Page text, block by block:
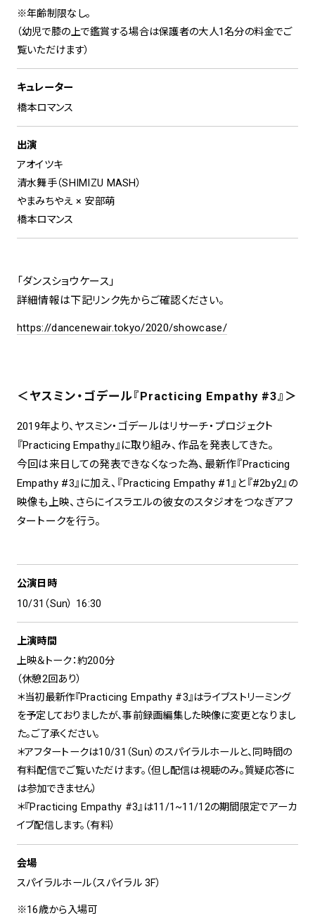
※年齢制限なし。
（幼児で膝の上で鑑賞する場合は保護者の大人1名分の料金でご
覧いただけます）
キュレーター
橋本ロマンス
出演
アオイツキ
清水舞手（SHIMIZU MASH）
やまみちやえ × 安部萌
橋本ロマンス
「ダンスショウケース」
詳細情報は下記リンク先からご確認ください。
https://dancenewair.tokyo/2020/showcase/
＜ヤスミン・ゴデール『Practicing Empathy #3』＞
2019年より、ヤスミン・ゴデールはリサーチ・プロジェクト
『Practicing Empathy』に取り組み、作品を発表してきた。
今回は来日しての発表できなくなった為、最新作『Practicing
Empathy #3』に加え、『Practicing Empathy #1』と『#2by2』の
映像も上映、さらにイスラエルの彼女のスタジオをつなぎアフ
タートークを行う。
公演日時
10/31（Sun） 16:30
上演時間
上映＆トーク：約200分
（休憩2回あり）
＊当初最新作『Practicing Empathy #3』はライブストリーミング
を予定しておりましたが、事前録画編集した映像に変更となりまし
た。ご了承ください。
＊アフタートークは10/31（Sun）のスパイラルホールと、同時間の
有料配信でご覧いただけます。（但し配信は視聴のみ。質疑応答に
は参加できません）
＊『Practicing Empathy #3』は11/1~11/12の期間限定でアーカ
イブ配信します。（有料）
会場
スパイラルホール（スパイラル 3F）
※16歳から入場可